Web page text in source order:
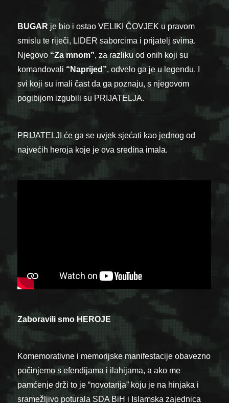
BUGAR je bio i ostao VELIKI ČOVJEK u pravom
smislu te riječi, LIDER saborcima i prijatelj svima.
Njegovo “Za mnom”, za razliku od onih koji su
komandovali “Naprijed”, odvelo ga je u legendu. I
svi koji su imali čast da ga poznaju, s njegovom
pogibijom izgubili su PRIJATELJA.
PRIJATELJI će ga se uvjek sjećati kao jednog od
najvećih heroja koje je ova sredina imala.
Zaboravili smo HEROJE
Komemorativne i memorijske manifestacije obavezno
počinjemo s efendijama i ilahijama, a ako me
pamćenje drži to je “novotarija” koju je na hinjaka i
sramežljivo poturala SDA BiH i Islamska zajednica